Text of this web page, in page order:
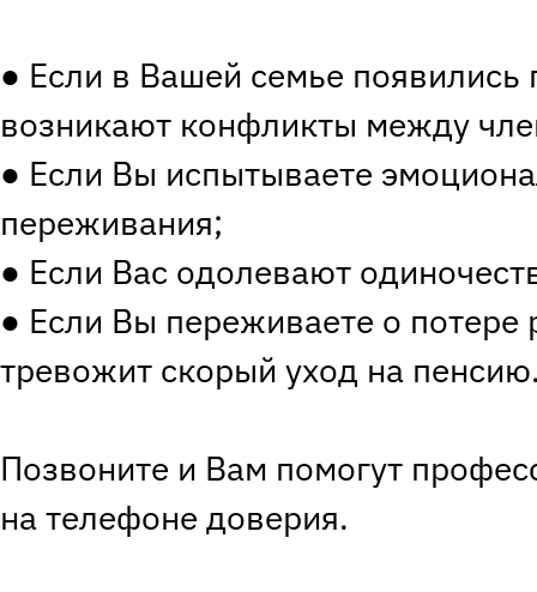
● Если в Вашей семье появились
возникают конфликты между
● Если Вы испытываете
переживания;
● Если Вас одолевают
● Если Вы переживаете о потере
тревожит скорый уход на
Позвоните и Вам помогут
на телефоне доверия.